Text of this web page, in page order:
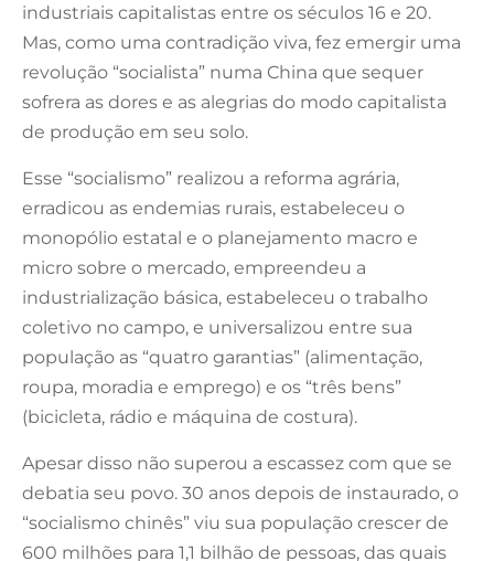
industriais capitalistas entre os séculos 16 e 20.
Mas, como uma contradição viva, fez emergir uma
revolução “socialista” numa China que sequer
sofrera as dores e as alegrias do modo capitalista
de produção em seu solo.
Esse “socialismo” realizou a reforma agrária,
erradicou as endemias rurais, estabeleceu o
monopólio estatal e o planejamento macro e
micro sobre o mercado, empreendeu a
industrialização básica, estabeleceu o trabalho
coletivo no campo, e universalizou entre sua
população as “quatro garantias” (alimentação,
roupa, moradia e emprego) e os “três bens”
(bicicleta, rádio e máquina de costura).
Apesar disso não superou a escassez com que se
debatia seu povo. 30 anos depois de instaurado, o
“socialismo chinês” viu sua população crescer de
600 milhões para 1,1 bilhão de pessoas, das quais